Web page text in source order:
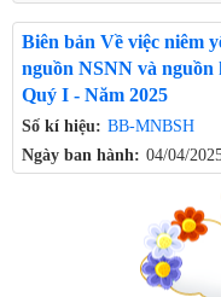
Số kí hiệu: BB-MNBSH
Ngày ban hành: 04/04/
Biên bản Về việc niêm
nguồn NSNN và nguồn
Quý I - Năm 2025